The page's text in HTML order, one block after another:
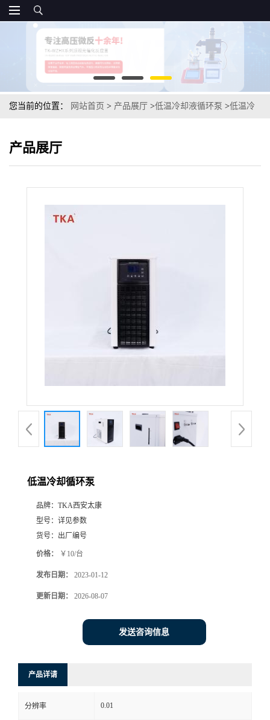
您当前的位置： 网站首页 > 产品展厅 >低温冷却液循环泵 >低温冷
产品展厅
低温冷却循环泵
品牌： TKA西安太康
型号： 详见参数
货号： 出厂编号
价格： ￥10/台
发布日期： 2023-01-12
更新日期： 2026-08-07
发送咨询信息
产品详请
分辨率 0.01